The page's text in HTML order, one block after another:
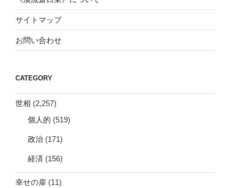
サイトマップ
お問い合わせ
CATEGORY
世相 (2,257)
個人的 (519)
政治 (171)
経済 (156)
幸せの扉 (11)